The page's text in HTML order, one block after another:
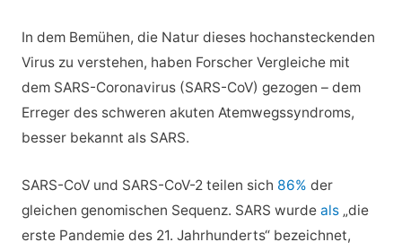
In dem Bemühen, die Natur dieses hochansteckenden
Virus zu verstehen, haben Forscher Vergleiche mit
dem SARS-Coronavirus (SARS-CoV) gezogen – dem
Erreger des schweren akuten Atemwegssyndroms,
besser bekannt als SARS.
SARS-CoV und SARS-CoV-2 teilen sich 86% der
gleichen genomischen Sequenz. SARS wurde als„die
erste Pandemie des 21. Jahrhunderts“ bezeichnet,